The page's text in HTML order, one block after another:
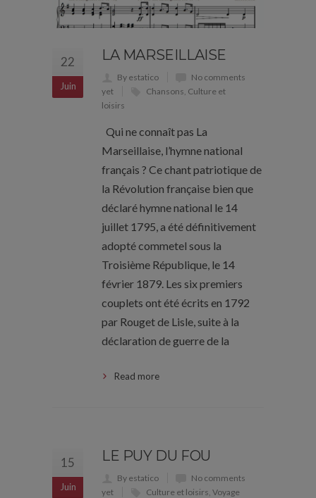
22
Juin
LA MARSEILLAISE
By estatico
No comments
yet
Chansons Culture et
loisirs
Qui ne connaît pas La
Marseillaise, l’hymne national
français ? Ce chant patriotique de
la Révolution française bien que
déclaré hymne national le 14
juillet 1795, a été définitivement
adopté commetel sous la
Troisième République, le 14
février 1879. Les six premiers
couplets ont été écrits en 1792
par Rouget de Lisle, suite à la
déclaration de guerre de la
Read more
15
Juin
LE PUY DU FOU
By estatico
No comments
yet
Culture et loisirs Voyage